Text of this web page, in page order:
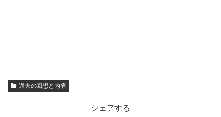
過去の回想と内省
シェアする